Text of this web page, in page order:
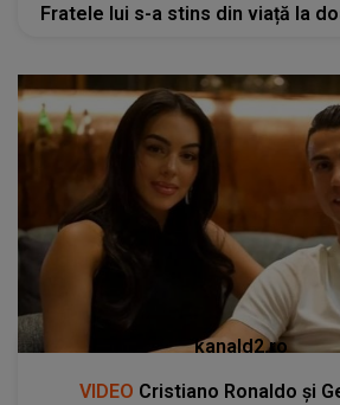
Fratele lui s-a stins din viață la
kanald2.ro
VIDEO Cristiano Ronaldo și